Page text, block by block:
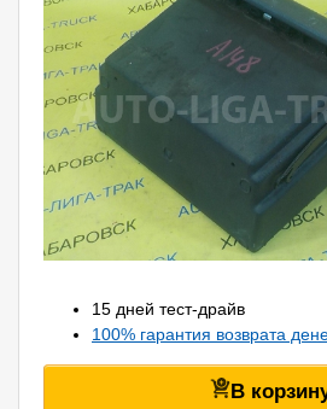
15 дней тест-драйв
100% гарантия возврата
В